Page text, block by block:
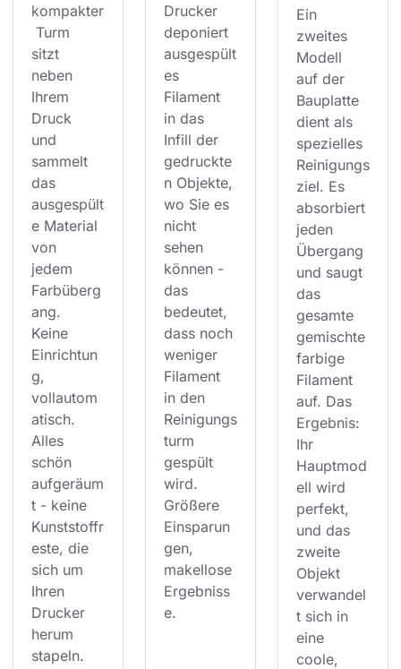
kompakter
Turm
sitzt
neben
Ihrem
Druck
und
sammelt
das
ausgespült
e Material
von
jedem
Farbüberg
ang.
Keine
Einrichtun
g,
vollautom
atisch.
Alles
schön
aufgeräum
t - keine
Kunststoffr
este, die
sich um
Ihren
Drucker
herum
stapeln.
Drucker
deponiert
ausgespült
es
Filament
in das
Infill der
gedruckte
n Objekte,
wo Sie es
nicht
sehen
können -
das
bedeutet,
dass noch
weniger
Filament
in den
Reinigungs
turm
gespült
wird.
Größere
Einsparun
gen,
makellose
Ergebniss
e.
Ein
zweites
Modell
auf der
Bauplatte
dient als
spezielles
Reinigungs
ziel. Es
absorbiert
jeden
Übergang
und saugt
das
gesamte
gemischte
farbige
Filament
auf. Das
Ergebnis:
Ihr
Hauptmod
ell wird
perfekt,
und das
zweite
Objekt
verwandel
t sich in
eine
coole,